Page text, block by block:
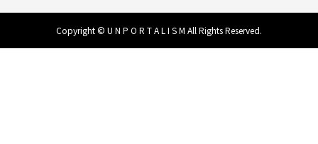
Copyright © U N P O R T A L I S M All Rights Reserved.